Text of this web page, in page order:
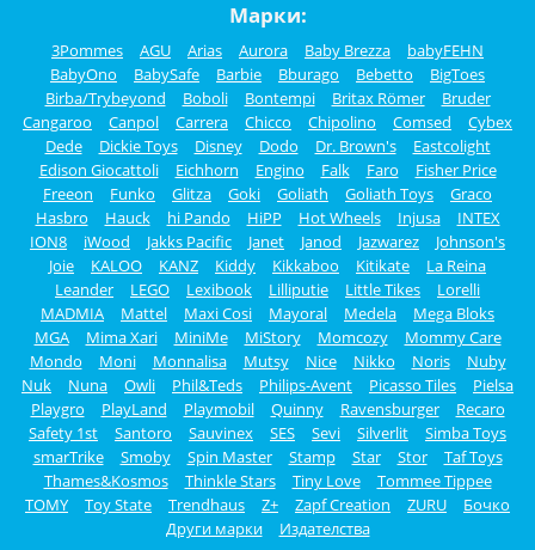
Марки:
3Pommes AGU Arias Aurora Baby Brezza
babyFEHN
BabyOno
BabySafe Barbie Bburago Bebetto
BigToes
Birba/Trybeyond
Boboli Bontempi Britax Römer
Bruder
Cangaroo
Canpol Carrera Chicco Chipolino Comsed
Cybex
Dede
Dickie Toys Disney Dodo Dr. Brown's
Eastcolight
Edison Giocattoli
Eichhorn Engino Falk Faro
Fisher Price
Freeon
Funko Glitza Goki Goliath Goliath Toys
Graco
Hasbro
Hauck hi Pando HiPP Hot Wheels Injusa
INTEX
ION8
iWood Jakks Pacific Janet Janod Jazwarez
Johnson's
Joie
KALOO KANZ Kiddy Kikkaboo Kitikate
La Reina
Leander
LEGO Lexibook Lilliputie Little Tikes
Lorelli
MADMIA
Mattel Maxi Cosi Mayoral Medela
Mega Bloks
MGA
Mima Xari MiniMe MiStory Momcozy
Mommy Care
Mondo
Moni Monnalisa Mutsy Nice Nikko Noris
Nuby
Nuk
Nuna Owli Phil&Teds Philips-Avent Picasso Tiles
Pielsa
Playgro
PlayLand Playmobil Quinny Ravensburger
Recaro
Safety 1st
Santoro Sauvinex SES Sevi Silverlit
Simba Toys
smarTrike
Smoby Spin Master Stamp Star Stor
Taf Toys
Thames&Kosmos
Thinkle Stars Tiny Love
Tommee Tippee
TOMY
Toy State Trendhaus Z+ Zapf Creation ZURU
Бочко
Други марки
Издателства